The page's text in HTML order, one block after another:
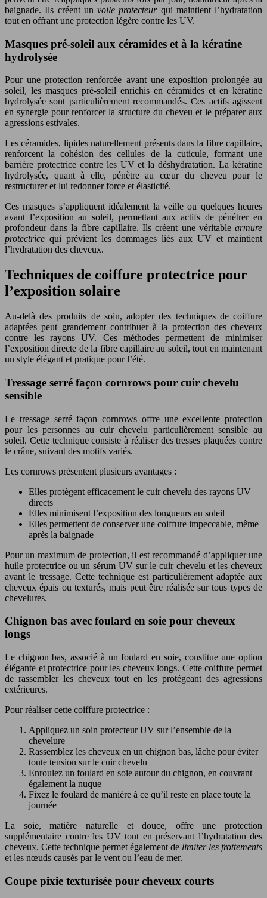
baignade. Ils créent un voile protecteur qui maintient l’hydratation
tout en offrant une protection légère contre les UV.
Masques pré-soleil aux céramides et à la kératine
hydrolysée
Pour une protection renforcée avant une exposition prolongée au
soleil, les masques pré-soleil enrichis en céramides et en kératine
hydrolysée sont particulièrement recommandés. Ces actifs agissent
en synergie pour renforcer la structure du cheveu et le préparer aux
agressions estivales.
Les céramides, lipides naturellement présents dans la fibre capillaire,
renforcent la cohésion des cellules de la cuticule, formant une
barrière protectrice contre les UV et la déshydratation. La kératine
hydrolysée, quant à elle, pénètre au cœur du cheveu pour le
restructurer et lui redonner force et élasticité.
Ces masques s’appliquent idéalement la veille ou quelques heures
avant l’exposition au soleil, permettant aux actifs de pénétrer en
profondeur dans la fibre capillaire. Ils créent une véritable armure
protectrice qui prévient les dommages liés aux UV et maintient
l’hydratation des cheveux.
Techniques de coiffure protectrice pour
l’exposition solaire
Au-delà des produits de soin, adopter des techniques de coiffure
adaptées peut grandement contribuer à la protection des cheveux
contre les rayons UV. Ces méthodes permettent de minimiser
l’exposition directe de la fibre capillaire au soleil, tout en maintenant
un style élégant et pratique pour l’été.
Tressage serré façon cornrows pour cuir chevelu
sensible
Le tressage serré façon cornrows offre une excellente protection
pour les personnes au cuir chevelu particulièrement sensible au
soleil. Cette technique consiste à réaliser des tresses plaquées contre
le crâne, suivant des motifs variés.
Les cornrows présentent plusieurs avantages :
Elles protègent efficacement le cuir chevelu des rayons UV
directs
Elles minimisent l’exposition des longueurs au soleil
Elles permettent de conserver une coiffure impeccable, même
après la baignade
Pour un maximum de protection, il est recommandé d’appliquer une
huile protectrice ou un sérum UV sur le cuir chevelu et les cheveux
avant le tressage. Cette technique est particulièrement adaptée aux
cheveux épais ou texturés, mais peut être réalisée sur tous types de
chevelures.
Chignon bas avec foulard en soie pour cheveux
longs
Le chignon bas, associé à un foulard en soie, constitue une option
élégante et protectrice pour les cheveux longs. Cette coiffure permet
de rassembler les cheveux tout en les protégeant des agressions
extérieures.
Pour réaliser cette coiffure protectrice :
Appliquez un soin protecteur UV sur l’ensemble de la
chevelure
Rassemblez les cheveux en un chignon bas, lâche pour éviter
toute tension sur le cuir chevelu
Enroulez un foulard en soie autour du chignon, en couvrant
également la nuque
Fixez le foulard de manière à ce qu’il reste en place toute la
journée
La soie, matière naturelle et douce, offre une protection
supplémentaire contre les UV tout en préservant l’hydratation des
cheveux. Cette technique permet également de limiter les frottements
et les nœuds causés par le vent ou l’eau de mer.
Coupe pixie texturisée pour cheveux courts